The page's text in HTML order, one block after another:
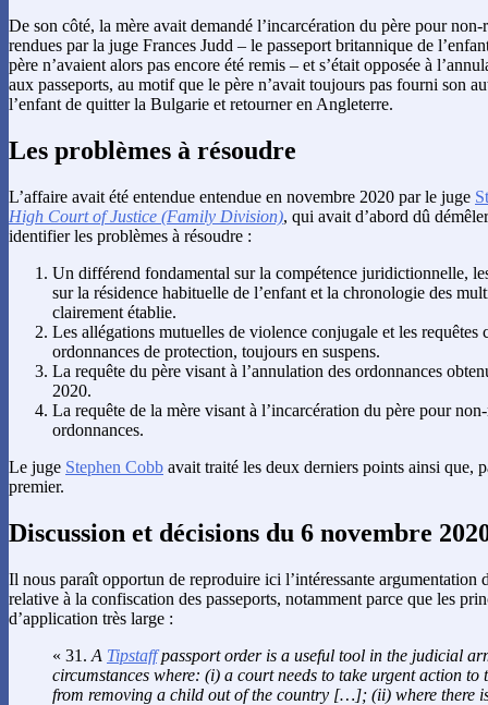
De son côté, la mère avait demandé l’incarcération du père pour non-
rendues par la juge Frances Judd – le passeport britannique de
père n’avaient alors pas encore été remis – et s’était opposée à
aux passeports, au motif que le père n’avait toujours pas fourni son
l’enfant de quitter la Bulgarie et retourner en Angleterre.
Les problèmes à résoudre
L’affaire avait été entendue entendue en novembre 2020 par le juge
High Court of Justice (Family Division), qui avait d’abord dû
identifier les problèmes à résoudre :
Un différend fondamental sur la compétence juridictionnelle,
sur la résidence habituelle de l’enfant et la chronologie des
clairement établie.
Les allégations mutuelles de violence conjugale et les requêtes
ordonnances de protection, toujours en suspens.
La requête du père visant à l’annulation des ordonnances
2020.
La requête de la mère visant à l’incarcération du père pour
ordonnances.
Le juge Stephen Cobb avait traité les deux derniers points ainsi que,
premier.
Discussion et décisions du 6 novembre
Il nous paraît opportun de reproduire ici l’intéressante argumentation
relative à la confiscation des passeports, notamment parce que les
d’application très large :
« 31. A Tipstaffpassport order is a useful tool in the judicial
circumstances where: (i) a court needs to take urgent action to
from removing a child out of the country […]; (ii) where there